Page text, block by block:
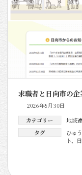
求職者と日向市の企
2026年5月30日
カテゴリー
地域
タグ
ひゅ
ト、